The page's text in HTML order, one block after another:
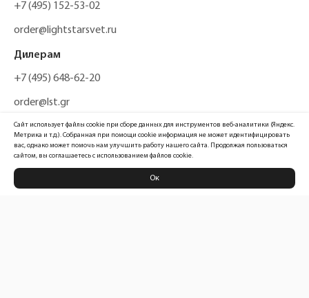
+7 (495) 152-53-02
order@lightstarsvet.ru
Дилерам
+7 (495) 648-62-20
order@lst.gr
Политика конфиденциальности
Сайт использует файлы cookie при сборе данных для инструментов веб-аналитики (Яндекс.
Метрика и т.д.). Собранная при помощи cookie информация не может идентифицировать
вас, однако может помочь нам улучшить работу нашего сайта. Продолжая пользоваться
сайтом, вы соглашаетесь с использованием файлов cookie.
Ок